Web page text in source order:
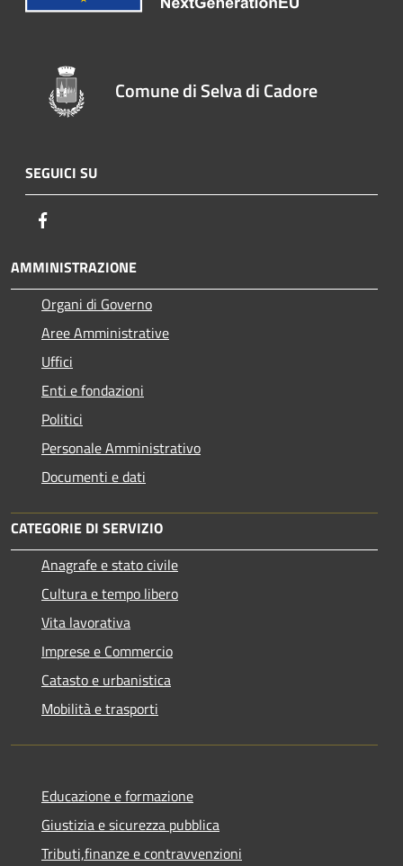
Comune di Selva di Cadore
SEGUICI SU
AMMINISTRAZIONE
Organi di Governo
Aree Amministrative
Uffici
Enti e fondazioni
Politici
Personale Amministrativo
Documenti e dati
CATEGORIE DI SERVIZIO
Anagrafe e stato civile
Cultura e tempo libero
Vita lavorativa
Imprese e Commercio
Catasto e urbanistica
Mobilità e trasporti
Educazione e formazione
Giustizia e sicurezza pubblica
Tributi,finanze e contravvenzioni